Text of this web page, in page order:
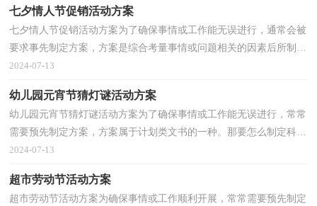
七夕情人节促销活动方案
七夕情人节促销活动方案为了确保事情或工作能无误进行，通常会被
要求事先制定方案，方案是综合考量事情或问题相关的因素后所制定
的书面计划。那么大家知道方案怎么写才规范吗？以...
2024-07-13
幼儿园元宵节猜灯谜活动方案
幼儿园元宵节猜灯谜活动方案为了确保事情或工作能无误进行，常常
需要预先制定方案，方案属于计划类文书的一种。那要怎么制定科学
的方案呢？下面是小编为大家收集的幼儿园元宵节猜...
2024-07-13
超市劳动节活动方案
超市劳动节活动方案为确保事情或工作顺利开展，常常需要预先制定